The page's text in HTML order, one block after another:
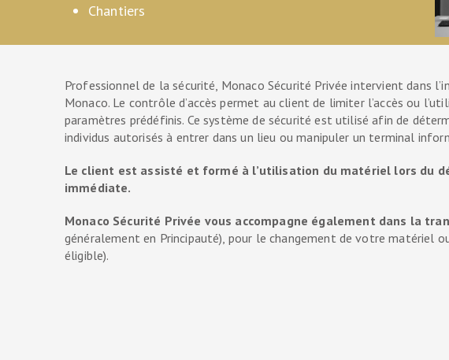
Chantiers
Professionnel de la sécurité, Monaco Sécurité Privée intervient dans
Monaco. Le contrôle d’accès permet au client de limiter l’accès ou
paramètres prédéfinis. Ce système de sécurité est utilisé afin de
individus autorisés à entrer dans un lieu ou manipuler un terminal
Le client est assisté et formé à l’utilisation du matériel lors du
immédiate.
Monaco Sécurité Privée vous accompagne également dans la
généralement en Principauté), pour le changement de votre matériel
éligible).